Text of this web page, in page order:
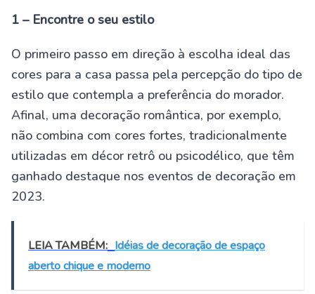
1 – Encontre o seu estilo
O primeiro passo em direção à escolha ideal das
cores para a casa passa pela percepção do tipo de
estilo que contempla a preferência do morador.
Afinal, uma decoração romântica, por exemplo,
não combina com cores fortes, tradicionalmente
utilizadas em décor retrô ou psicodélico, que têm
ganhado destaque nos eventos de decoração em
2023.
LEIA TAMBÉM: Idéias de decoração de espaço
aberto chique e moderno